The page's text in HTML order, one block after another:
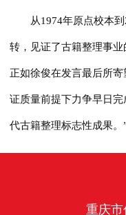
从1974年原点校本
转，见证了古籍整理事业
正如徐俊在发言最后所
证质量前提下力争早日
代古籍整理标志性成果。
重庆